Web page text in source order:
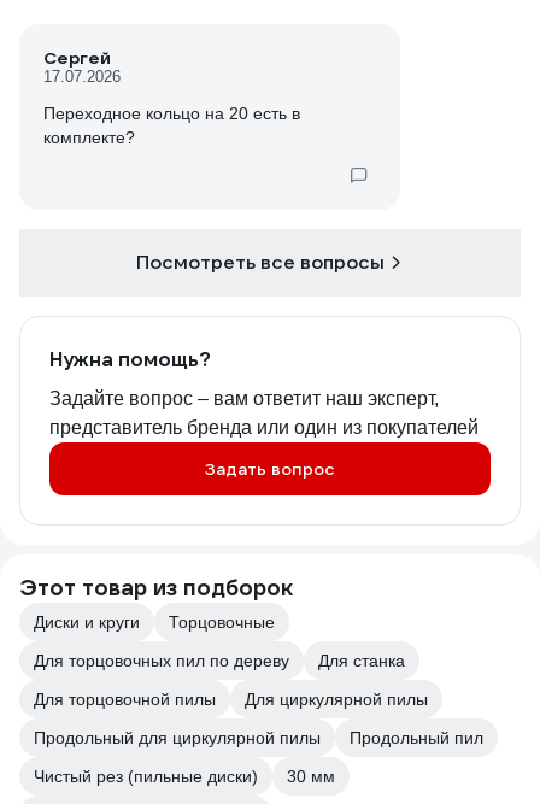
Сергей
17.07.2026
Переходное кольцо на 20 есть в
комплекте?
Посмотреть все вопросы
Нужна помощь?
Задайте вопрос – вам ответит наш эксперт,
представитель бренда или один из покупателей
Задать вопрос
Этот товар из подборок
Диски и круги
Торцовочные
Для торцовочных пил по дереву
Для станка
Для торцовочной пилы
Для циркулярной пилы
Продольный для циркулярной пилы
Продольный пил
Чистый рез (пильные диски)
30 мм